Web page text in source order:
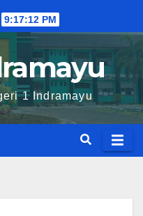
9:17:13 PM
1 Indramayu